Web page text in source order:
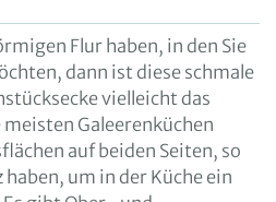
Flur haben, in den Sie
dann ist diese schmale
vielleicht das
Galeerenküchen
auf beiden Seiten, so
haben, um in der Küche ein